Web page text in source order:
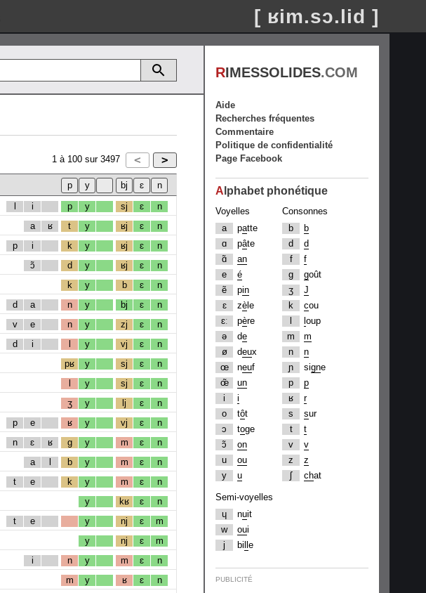
[ ʁim.sɔ.lid ]
1 à 100 sur 3497
l i p y sj ɛ n
a ʁ t y ʁj ɛ n
p i k y ʁj ɛ n
ɔ̃ d y ʁj ɛ n
k y b ɛ n
d a n y bj ɛ n
v e n y zj ɛ n
d i l y vj ɛ n
pʁ y sj ɛ n
l y sj ɛ n
ʒ y lj ɛ n
p e ʁ y vj ɛ n
n ɛ ʁ g y m ɛ n
a l b y m ɛ n
t e k y m ɛ n
y kʁ ɛ n
t e y nj ɛ m
y nj ɛ m
i n y m ɛ n
m y ʁ ɛ n
RIMESSOLIDES.COM
Aide
Recherches fréquentes
Commentaire
Politique de confidentialité
Page Facebook
A lphabet phonétique
Voyelles
a
patte
ɑ
pâte
ɑ̃
an
e
é
ẽ
pin
ɛ
zè le
ɛː
père
ə
de
ø
deux
œ
neuf
œ̃
un
i
i
o
tôt
ɔ
toge
ɔ̃
on
u
ou
y
u
Consonnes
b
b
d
d
f
f
g
goût
ʒ
J
k
cou
oup
m
m
n
n
ɲ
signe
p
p
ʁ
r
s
sur
t
t
v
v
z
z
ʃ
chat
Semi-voyelles
ɥ
nuit
w
oui
j
bi e
PUBLICITÉ